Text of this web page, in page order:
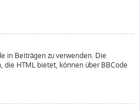
in Beiträgen zu verwenden. Die
HTML bietet, können über BBCode